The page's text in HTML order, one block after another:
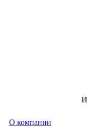
O компании